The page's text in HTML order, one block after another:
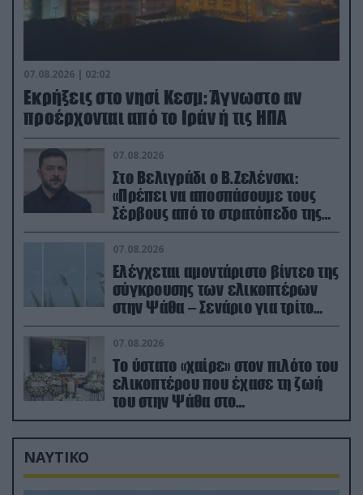
07.08.2026 | 02:02
Εκρήξεις στο νησί Κεσμ: Άγνωστο αν
προέρχονται από το Ιράν ή τις ΗΠΑ
07.08.2026
Στο Βελιγράδι ο Β.Ζελένσκι:
«Πρέπει να αποσπάσουμε τους
Σέρβους από το στρατόπεδο της
Ρωσίας»
07.08.2026
Ελέγχεται αμοντάριστο βίντεο της
σύγκρουσης των ελικοπτέρων
στην Ψάθα – Σενάριο για τρίτο
ελικόπτερο
07.08.2026
Το ύστατο «χαίρε» στον πιλότο του
ελικοπτέρου που έχασε τη ζωή
του στην Ψάθα στο
αποτεφρωτήριο Ριτσώνας
ΝΑΥΤΙΚΟ